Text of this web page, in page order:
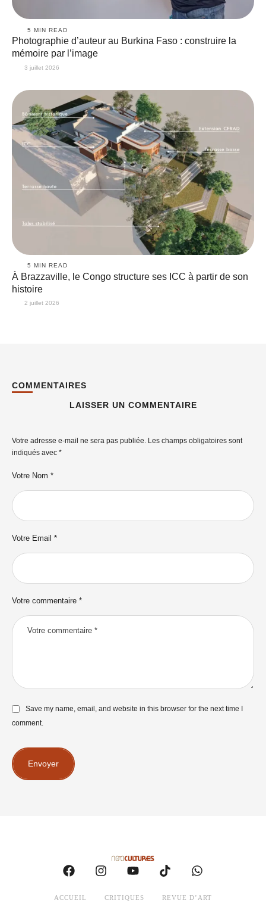
5 MIN READ
Photographie d’auteur au Burkina Faso : construire la
mémoire par l’image
3 juillet 2026
5 MIN READ
À Brazzaville, le Congo structure ses ICC à partir de son
histoire
2 juillet 2026
COMMENTAIRES
LAISSER UN COMMENTAIRE
Votre adresse e-mail ne sera pas publiée. Les champs obligatoires sont
indiqués avec *
Votre commentaire *
Votre Nom *
Votre Email *
Save my name, email, and website in this browser for the next time I
comment.
Envoyer
ACCUEIL CRITIQUES REVUE D’ART